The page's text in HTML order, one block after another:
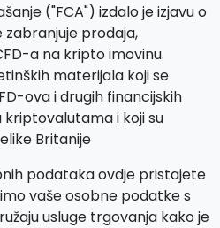
("FCA") izdalo je izjavu o
zabranjuje prodaja,
a na kripto imovinu.
materijala koji se
ova i drugih financijskih
i koji su
Britanije
podataka ovdje pristajete
vaše osobne podatke s
usluge trgovanja kako je